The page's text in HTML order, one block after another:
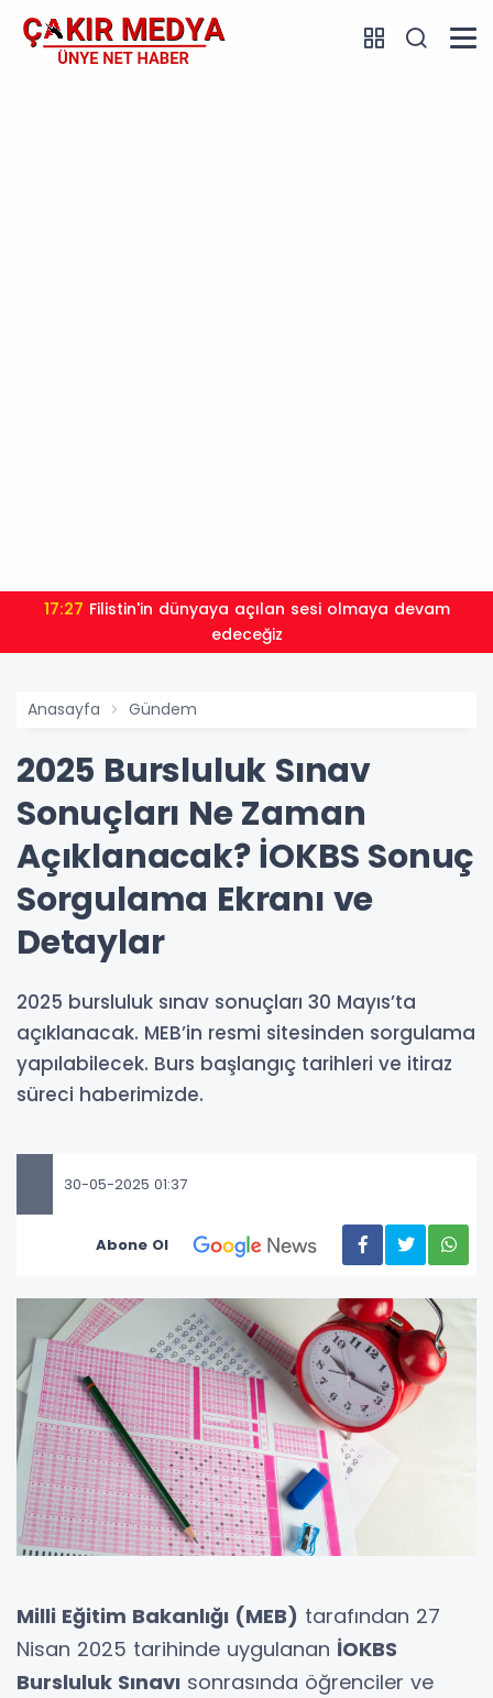
17:27
edeceğiz
Anasayfa Gündem
2025 Bursluluk Sınav
Sonuçları Ne Zaman
Açıklanacak? İOKBS Sonuç
Sorgulama Ekranı ve
Detaylar
2025 bursluluk sınav sonuçları 30 Mayıs’ta
açıklanacak. MEB’in resmi sitesinden sorgulama
yapılabilecek. Burs başlangıç tarihleri ve itiraz
süreci haberimizde.
30-05-2025 01:37
Abone Ol
Milli Eğitim Bakanlığı (MEB) tarafından 27
Nisan 2025 tarihinde uygulanan İOKBS
Bursluluk Sınavı sonrasında öğrenciler ve